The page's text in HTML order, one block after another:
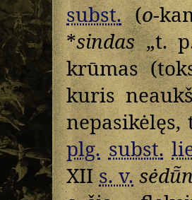
subst.(o-
*sindas„t.
krūmas
kuris
plg. subst.
XIIs. v.